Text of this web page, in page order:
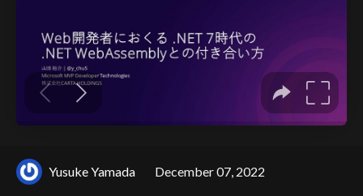
Yusuke Yamada December 07, 2022